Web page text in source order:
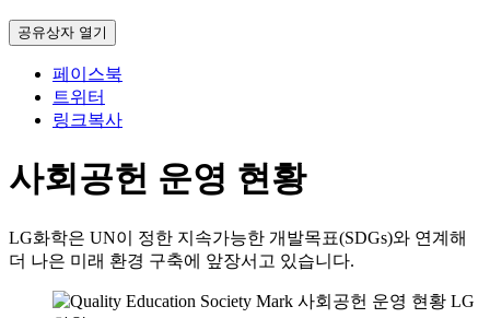
공유상자 열기
페이스북
트위터
링크복사
사회공헌 운영 현황
LG화학은 UN이 정한 지속가능한 개발목표(SDGs)와 연계해
더 나은 미래 환경 구축에 앞장서고 있습니다.